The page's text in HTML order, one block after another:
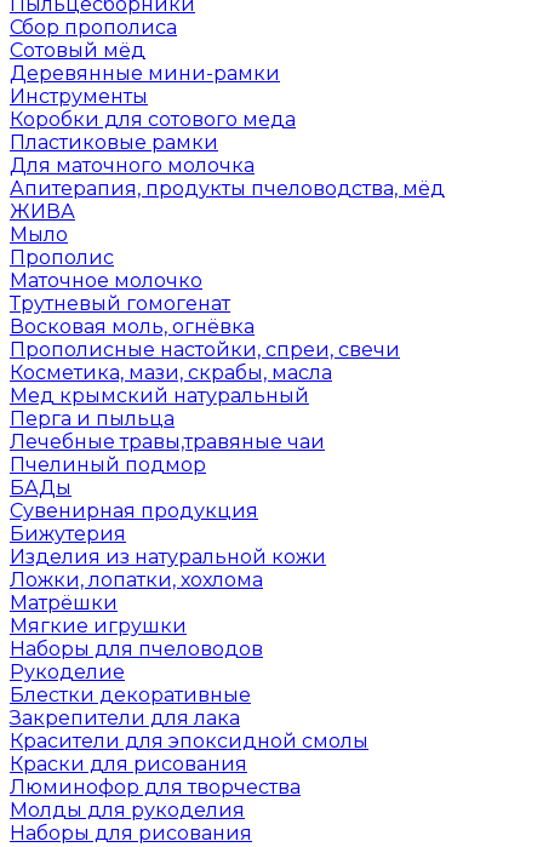
Сбор прополиса
Сотовый мёд
Деревянные мини-рамки
Инструменты
Коробки для сотового меда
Пластиковые рамки
Для маточного молочка
Апитерапия, продукты пчеловодства, мёд
ЖИВА
Мыло
Прополис
Маточное молочко
Трутневый гомогенат
Восковая моль, огнёвка
Прополисные настойки, спреи, свечи
Косметика, мази, скрабы, масла
Мед крымский натуральный
Перга и пыльца
Лечебные травы,травяные чаи
Пчелиный подмор
БАДы
Сувенирная продукция
Бижутерия
Изделия из натуральной кожи
Ложки, лопатки, хохлома
Матрёшки
Мягкие игрушки
Наборы для пчеловодов
Рукоделие
Блестки декоративные
Закрепители для лака
Красители для эпоксидной смолы
Краски для рисования
Люминофор для творчества
Молды для рукоделия
Наборы для рисования